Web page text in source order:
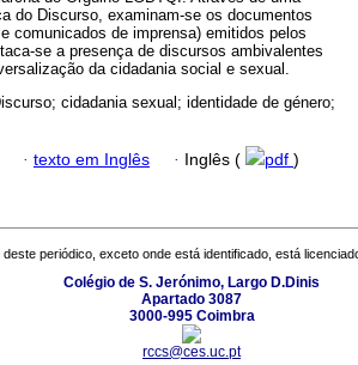
do Discurso, examinam-se os documentos
comunicados de imprensa) emitidos pelos
se a presença de discursos ambivalentes
da cidadania social e sexual.
cidadania sexual; identidade de género;
· texto em Inglês · Inglês ( pdf )
deste periódico, exceto onde está identificado, está
Colégio de S. Jerónimo, Largo D.Dinis
Apartado 3087
3000-995 Coimbra
rccs@ces.uc.pt